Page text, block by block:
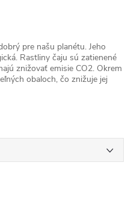
pre našu planétu. Jeho
Rastliny čaju sú zatienené
znižovať emisie CO2. Okrem
obaloch, čo znižuje jej